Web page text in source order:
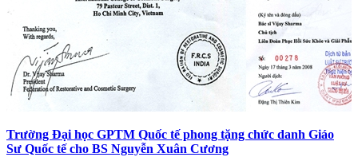
Trường Đại học GPTM Quốc tế phong tặng chức danh Giáo
Sư Quốc tế cho BS Nguyễn Xuân Cương